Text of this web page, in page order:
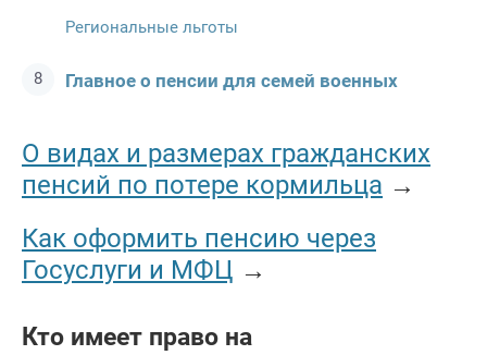
Региональные льготы
Главное о пенсии для семей военных
О видах и размерах гражданских
пенсий по потере кормильца →
Как оформить пенсию через
Госуслуги и МФЦ →
Кто имеет право на